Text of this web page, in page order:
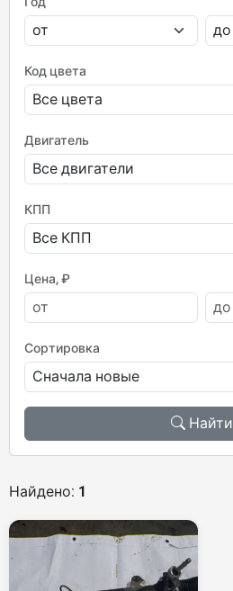
Код цвета
Двигатель
КПП
Цена, ₽
Сортировка
Найти
Найдено: 1